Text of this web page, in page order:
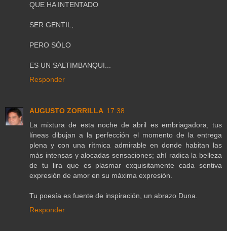
QUE HA INTENTADO
SER GENTIL,
PERO SÓLO
ES UN SALTIMBANQUI...
Responder
AUGUSTO ZORRILLA 17:38
La mixtura de esta noche de abril es embriagadora, tus
líneas dibujan a la perfección el momento de la entrega
plena y con una rítmica admirable en donde habitan las
más intensas y alocadas sensaciones; ahí radica la belleza
de tu lira que es plasmar exquisitamente cada sentiva
expresión de amor en su máxima expresión.
Tu poesía es fuente de inspiración, un abrazo Duna.
Responder